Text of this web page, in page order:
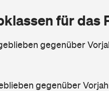
für das
gegenüber
gegenüber